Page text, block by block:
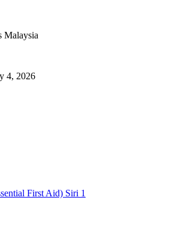
Malaysia
4, 2026
First Aid) Siri 1